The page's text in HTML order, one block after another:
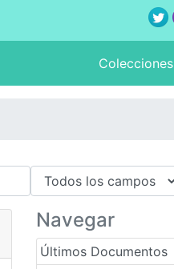
Colecciones
Navegar
Últimos Documentos